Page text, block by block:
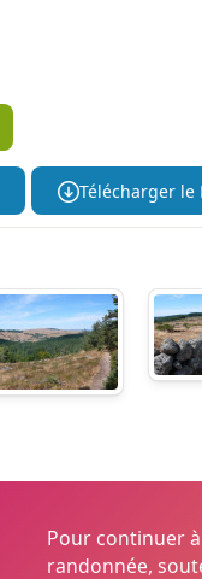
Télécharger le
Pour continuer
randonnée,